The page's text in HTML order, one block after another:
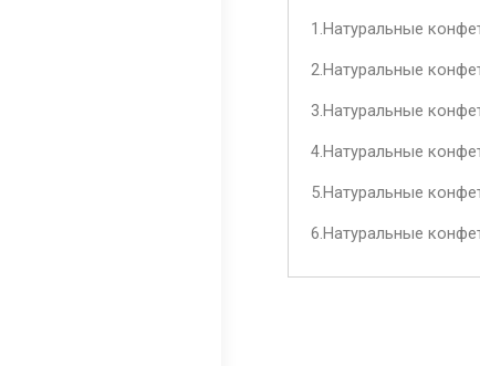
1.Натуральные
2.Натуральные
3.Натуральные
4.Натуральные
5.Натуральные
6.Натуральные